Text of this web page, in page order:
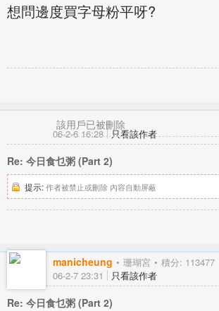
想問邊度買字母粉平呀?
該用戶已被刪除
06-2-6 16:28 只看該作者
Re: 今日食乜粥 (Part 2)
提示: 作者被禁止或刪除 內容自動屏蔽
manicheung 珊瑚宮 積分: 113477
06-2-7 23:31 只看該作者
Re: 今日食乜粥 (Part 2)